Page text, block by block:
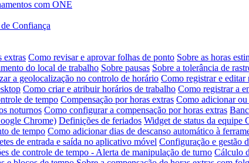
com ONE
Confiança
extras Como revisar e aprovar folhas de ponto Sobre as horas
do local de trabalho Sobre pausas Sobre a tolerância de
a geolocalização no controlo de horário Como registrar e editar
Como criar e atribuir horários de trabalho Como registrar a
de tempo Compensação por horas extras Como adicionar ou
noturnos Como configurar a compensação por horas extras
Chrome) Definições de feriados Widget de status da equipe
de tempo Como adicionar dias de descanso automático à
de entrada e saída no aplicativo móvel Configuração e gestão
de controle de tempo - Alerta de manipulação de turno Cálculo